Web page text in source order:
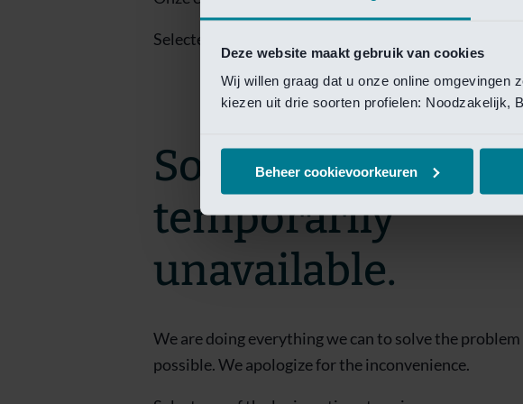
Deze website maakt gebruik van cookies
Wij willen graag dat u onze online omgevingen
kiezen uit drie soorten profielen: Noodzakelijk,
Beheer cookievoorkeuren
Selecteer een van de login opties om toegang te
Sorry! This page is
temporarily
unavailable.
We are doing everything we can to solve the problem
possible. We apologize for the inconvenience.